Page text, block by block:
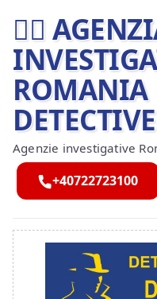
🕵️‍♂
ROMANIA
Agenzie investigative
+40722723100